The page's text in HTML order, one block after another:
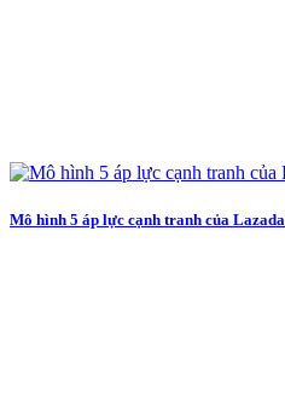
Mô hình 5 áp lực cạnh tranh của Lazada